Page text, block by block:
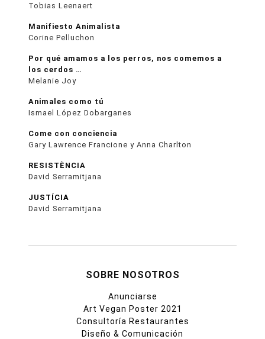
Tobias Leenaert
Manifiesto Animalista
Corine Pelluchon
Por qué amamos a los perros, nos comemos a
los cerdos …
Melanie Joy
Animales como tú
Ismael López Dobarganes
Come con conciencia
Gary Lawrence Francione y Anna Charlton
RESISTÈNCIA
David Serramitjana
JUSTÍCIA
David Serramitjana
SOBRE NOSOTROS
Anunciarse
Art Vegan Poster 2021
Consultoría Restaurantes
Diseño & Comunicación